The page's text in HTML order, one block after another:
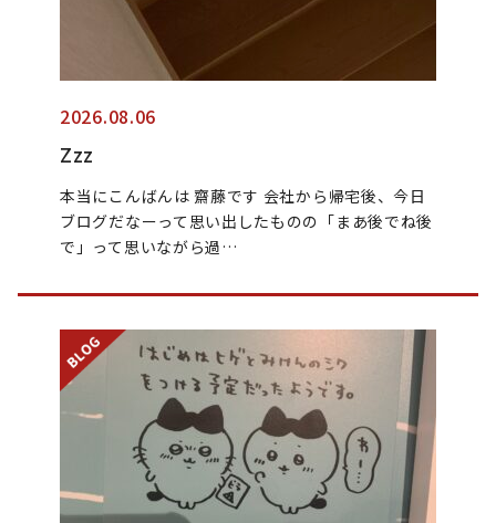
2026.08.06
Zzz
本当にこんばんは 齋藤です 会社から帰宅後、今日
ブログだなーって思い出したものの「まあ後でね後
で」って思いながら過…